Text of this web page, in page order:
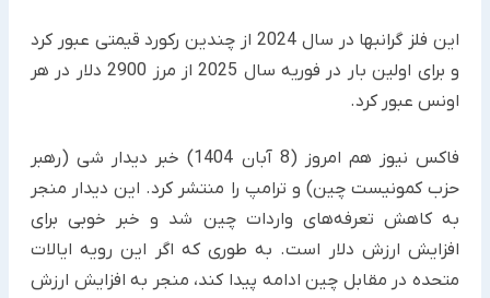
این فلز گرانبها در سال 2024 از چندین رکورد قیمتی عبور کرد
و برای اولین بار در فوریه سال 2025 از مرز 2900 دلار در ‏هر
اونس عبور کرد.
فاکس نیوز هم امروز (8 آبان 1404) خبر دیدار شی (رهبر
حزب کمونیست چین) و ترامپ را منتشر کرد. این دیدار منجر
به ‏کاهش تعرفه‌های واردات چین شد و خبر خوبی برای
افزایش ارزش دلار است. به طوری که اگر این رویه ایالات
متحده در ‏مقابل چین ادامه پیدا کند، منجر به افزایش ارزش